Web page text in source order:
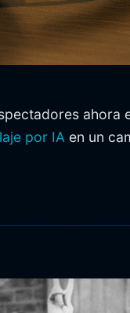
ahora
por IA en un